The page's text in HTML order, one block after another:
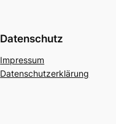
Datenschutz
Impressum
Datenschutzerklärung